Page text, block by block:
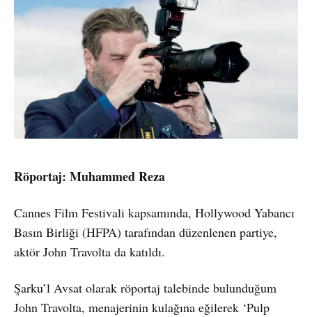
Röportaj: Muhammed Reza
Cannes Film Festivali kapsamında, Hollywood Yabancı
Basın Birliği (HFPA) tarafından düzenlenen partiye,
aktör John Travolta da katıldı.
Şarku’l Avsat olarak röportaj talebinde bulunduğum
John Travolta, menajerinin kulağına eğilerek ‘Pulp